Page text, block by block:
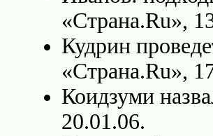
«Страна.Ru»,
Кудрин
«Страна.Ru»,
Коидзуми
20.01.06.